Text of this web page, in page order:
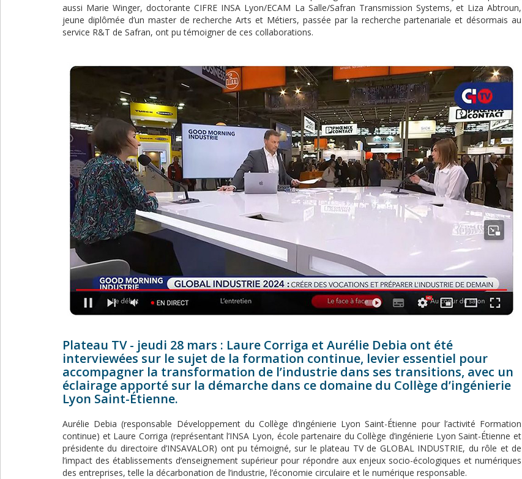
aussi Marie Winger, doctorante CIFRE INSA Lyon/ECAM La Salle/Safran Transmission Systems, et Liza Abtroun,
jeune diplômée d’un master de recherche Arts et Métiers, passée par la recherche partenariale et désormais au
service R&T de Safran, ont pu témoigner de ces collaborations.
Plateau TV - jeudi 28 mars : Laure Corriga et Aurélie Debia ont été
interviewées sur le sujet de la formation continue, levier essentiel pour
accompagner la transformation de l’industrie dans ses transitions, avec un
éclairage apporté sur la démarche dans ce domaine du Collège d’ingénierie
Lyon Saint-Étienne.
Aurélie Debia (responsable Développement du Collège d’ingénierie Lyon Saint-Étienne pour l’activité Formation
continue) et Laure Corriga (représentant l’INSA Lyon, école partenaire du Collège d’ingénierie Lyon Saint-Étienne et
présidente du directoire d’INSAVALOR) ont pu témoigné, sur le plateau TV de GLOBAL INDUSTRIE, du rôle et de
l’impact des établissements d’enseignement supérieur pour répondre aux enjeux socio-écologiques et numériques
des entreprises, telle la décarbonation de l’industrie, l’économie circulaire et le numérique responsable.